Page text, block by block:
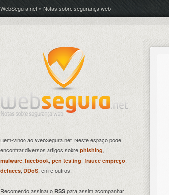
WebSegura.net » Notas sobre segurança web
Bem-vindo ao WebSegura.net. Neste espaço pode
encontrar diversos artigos sobre phishing,
malware, facebook, pen testing, fraude emprego,
defaces DDoS, entre outros.
Recomendo assinar o RSS para assim acompanhar